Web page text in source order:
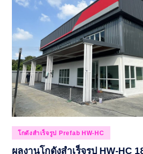
Posted
in
โกดังสำเร็จรูป Prefab HW-HC
ผลงานโกดังสำเร็จรูป HW-HC